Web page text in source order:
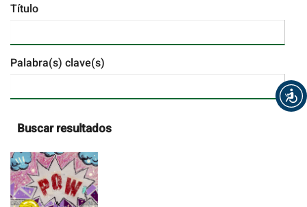
Título
Palabra(s) clave(s)
Buscar resultados